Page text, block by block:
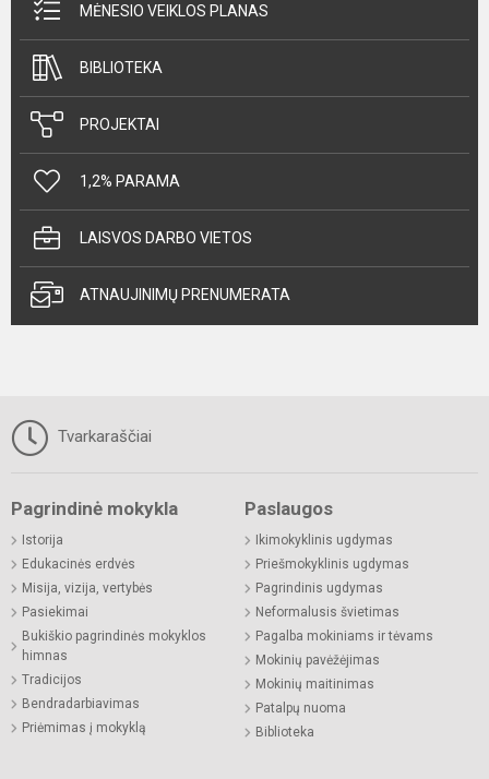
MĖNESIO VEIKLOS PLANAS
BIBLIOTEKA
PROJEKTAI
1,2% PARAMA
LAISVOS DARBO VIETOS
ATNAUJINIMŲ PRENUMERATA
Tvarkaraščiai
Pagrindinė mokykla
Istorija
Edukacinės erdvės
Misija, vizija, vertybės
Pasiekimai
Bukiškio pagrindinės mokyklos
himnas
Tradicijos
Bendradarbiavimas
Priėmimas į mokyklą
Paslaugos
Ikimokyklinis ugdymas
Priešmokyklinis ugdymas
Pagrindinis ugdymas
Neformalusis švietimas
Pagalba mokiniams ir tėvams
Mokinių pavėžėjimas
Mokinių maitinimas
Patalpų nuoma
Biblioteka